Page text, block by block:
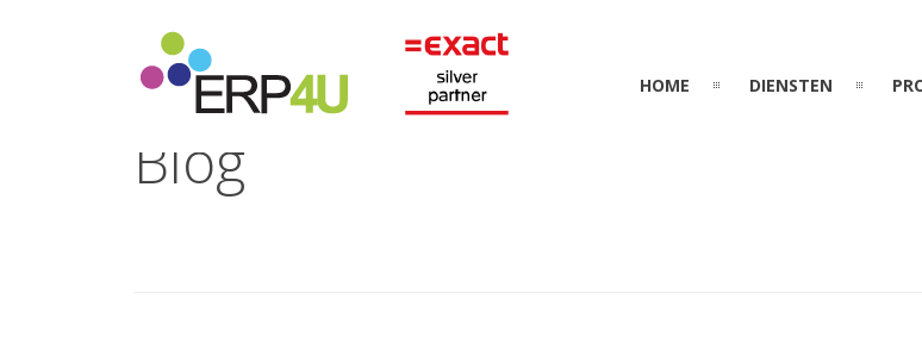
HOME DIENSTEN
Blog